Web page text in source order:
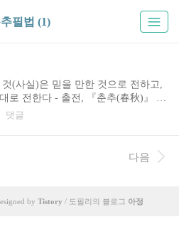
필법 (1)
(사실)은 믿을 만한 것으로 전하고,
로 전한다 - 출전, 『춘추(春秋)』 곡
댓글
다음
by Tistory / 도필리의 블로그 아정